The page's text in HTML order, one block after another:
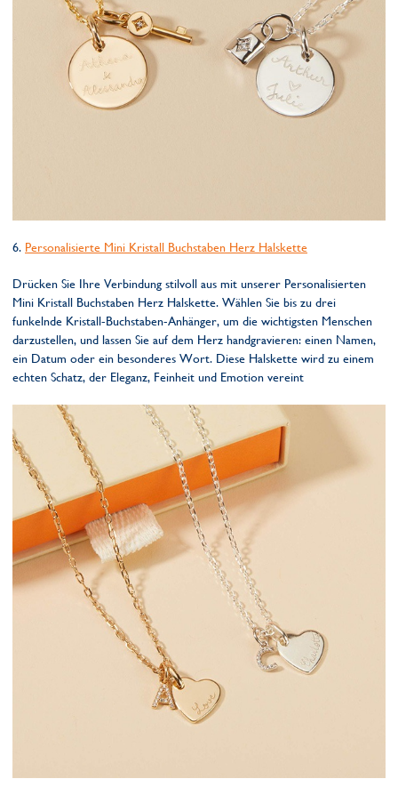
6. Personalisierte Mini Kristall Buchstaben Herz Halskette
Drücken Sie Ihre Verbindung stilvoll aus mit unserer Personalisierten
Mini Kristall Buchstaben Herz Halskette. Wählen Sie bis zu drei
funkelnde Kristall-Buchstaben-Anhänger, um die wichtigsten Menschen
darzustellen, und lassen Sie auf dem Herz handgravieren: einen Namen,
ein Datum oder ein besonderes Wort. Diese Halskette wird zu einem
echten Schatz, der Eleganz, Feinheit und Emotion vereint